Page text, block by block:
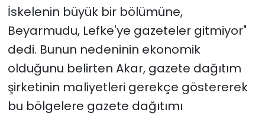
İskelenin büyük bir bölümüne,
Beyarmudu, Lefke'ye gazeteler gitmiyor"
dedi. Bunun nedeninin ekonomik
olduğunu belirten Akar, gazete dağıtım
şirketinin maliyetleri gerekçe göstererek
bu bölgelere gazete dağıtımı